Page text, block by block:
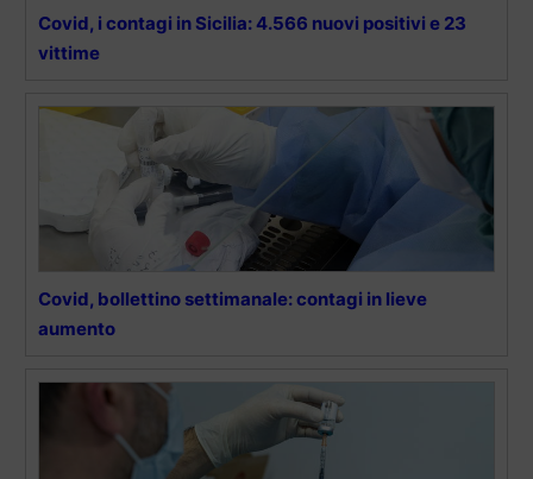
Covid, i contagi in Sicilia: 4.566 nuovi positivi e 23
vittime
Covid, bollettino settimanale: contagi in lieve
aumento